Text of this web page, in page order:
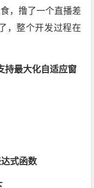
，撸了一个直播差
，整个开发过程在
持最大化自适应窗
式函数